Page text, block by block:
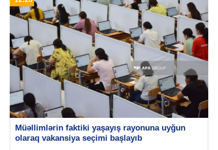
Müəllimlərin faktiki yaşayış rayonuna uyğun
olaraq vakansiya seçimi başlayıb